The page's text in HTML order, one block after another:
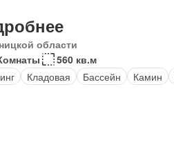
области
560 кв.м
Кладовая Бассейн Камин